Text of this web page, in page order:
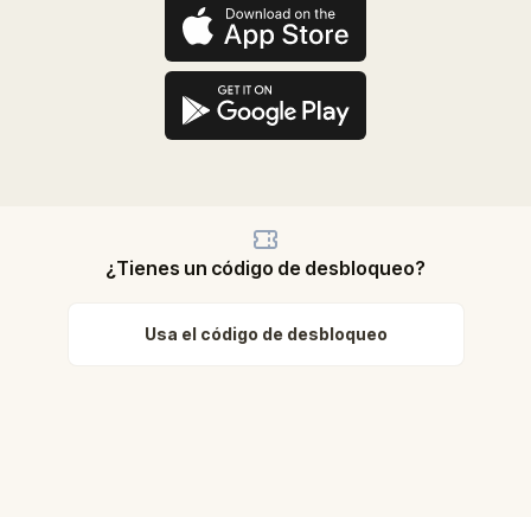
¿Tienes un código de desbloqueo?
Usa el código de desbloqueo